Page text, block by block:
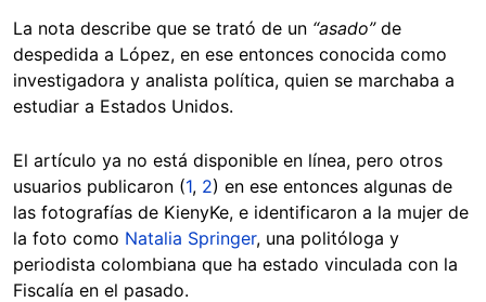
La nota describe que se trató de un “asado”de
despedida a López, en ese entonces conocida como
investigadora y analista política, quien se marchaba a
estudiar a Estados Unidos.
El artículo ya no está disponible en línea, pero otros
usuarios publicaron (1, 2) en ese entonces algunas de
las fotografías de KienyKe, e identificaron a la mujer de
la foto como Natalia Springer, una politóloga y
periodista colombiana que ha estado vinculada con la
Fiscalía en el pasado.